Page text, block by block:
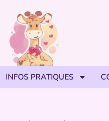
INFOS PRATIQUES